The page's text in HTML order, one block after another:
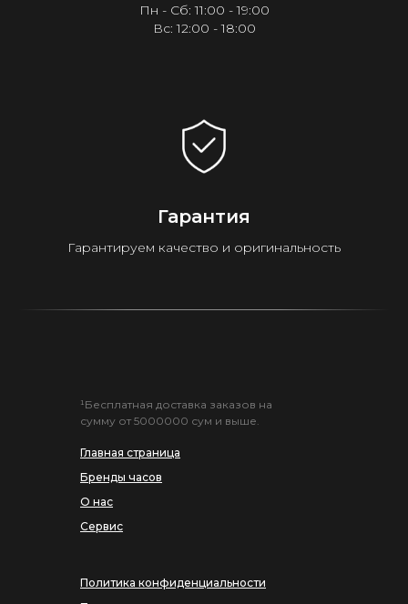
Пн - Сб: 11:00 - 19:00
Вс: 12:00 - 18:00
Гарантия
Гарантируем качество и оригинальность
Главная страница
Бренды часов
О нас
Сервис
¹Бесплатная доставка заказов на
сумму от 5000000 сум и выше.
Политика конфиденциальности